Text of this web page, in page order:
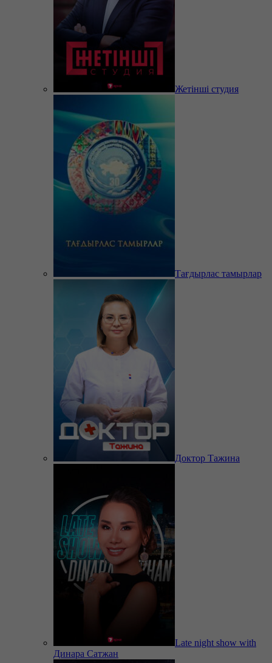
Жетінші студия
Тағдырлас тамырлар
Доктор Тажина
Late night show with
Динара Сатжан